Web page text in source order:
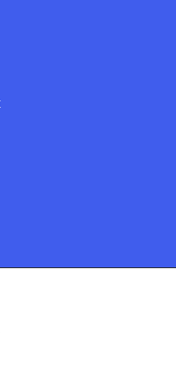
• Minden jog fenntartva!